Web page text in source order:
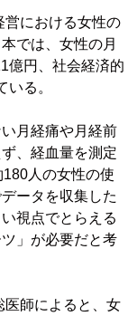
営における女性の
では、女性の月
億円、社会経済的
る。
月経痛や月経前
、経血量を測定
人の女性の使
ータを収集した
視点でとらえる
」が必要だと考
医師によると、女